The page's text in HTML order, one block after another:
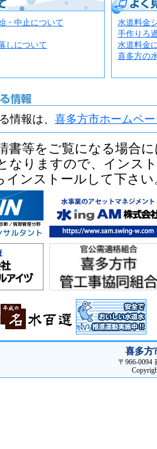
・中止について
しについて
水道料金
手作りろ
水道料金
喜多方の
情報は、 喜多方市ホームペ
書等をご覧になる場合に
なりますので、インス
インストールして下さい
喜多方
〒966-0094